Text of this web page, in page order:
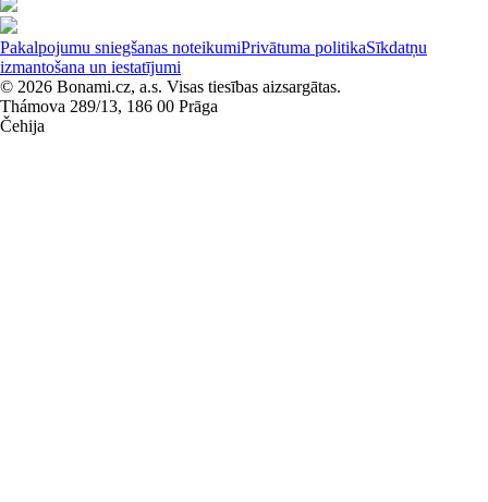
Pakalpojumu sniegšanas noteikumiPrivātuma politikaSīkdatņu
izmantošana un iestatījumi
© 2026 Bonami.cz, a.s. Visas tiesības aizsargātas.
Thámova 289/13, 186 00 Prāga
Čehija